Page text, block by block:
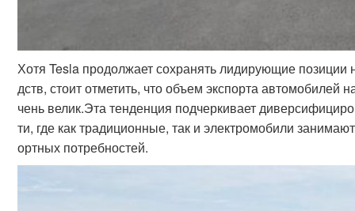
Хотя Tesla продолжает сохранять лидирующие позиции
дств, стоит отметить, что объем экспорта
чень велик.Эта тенденция подчеркивает
ти, где как традиционные, так и электромобили
ортных потребностей.